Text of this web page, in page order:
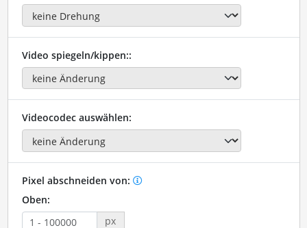
Video spiegeln/kippen::
Videocodec auswählen:
Pixel abschneiden von:
Oben:
px